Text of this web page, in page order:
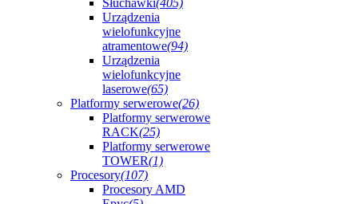
Słuchawki(405)
Urządzenia
wielofunkcyjne
atramentowe(94)
Urządzenia
wielofunkcyjne
laserowe(65)
Platformy serwerowe(26)
Platformy serwerowe
RACK(25)
Platformy serwerowe
TOWER(1)
Procesory(107)
Procesory AMD